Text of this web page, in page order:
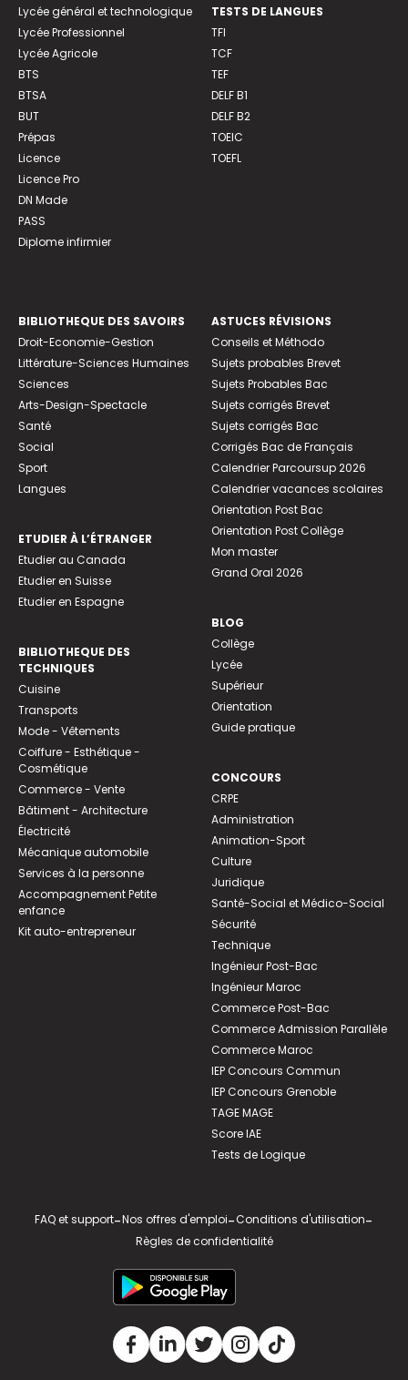
Lycée général et technologique
Lycée Professionnel
Lycée Agricole
BTS
BTSA
BUT
Prépas
Licence
Licence Pro
DN Made
PASS
Diplome infirmier
TESTS DE LANGUES
TFI
TCF
TEF
DELF B1
DELF B2
TOEIC
TOEFL
BIBLIOTHEQUE DES SAVOIRS
Droit-Economie-Gestion
Littérature-Sciences Humaines
Sciences
Arts-Design-Spectacle
Santé
Social
Sport
Langues
ETUDIER À L’ÉTRANGER
Etudier au Canada
Etudier en Suisse
Etudier en Espagne
BIBLIOTHEQUE DES
TECHNIQUES
Cuisine
Transports
Mode - Vêtements
Coiffure - Esthétique -
Cosmétique
Commerce - Vente
Bâtiment - Architecture
Électricité
Mécanique automobile
Services à la personne
Accompagnement Petite
enfance
Kit auto-entrepreneur
ASTUCES RÉVISIONS
Conseils et Méthodo
Sujets probables Brevet
Sujets Probables Bac
Sujets corrigés Brevet
Sujets corrigés Bac
Corrigés Bac de Français
Calendrier Parcoursup 2026
Calendrier vacances scolaires
Orientation Post Bac
Orientation Post Collège
Mon master
Grand Oral 2026
BLOG
Collège
Lycée
Supérieur
Orientation
Guide pratique
CONCOURS
CRPE
Administration
Animation-Sport
Culture
Juridique
Santé-Social et Médico-Social
Sécurité
Technique
Ingénieur Post-Bac
Ingénieur Maroc
Commerce Post-Bac
Commerce Admission Parallèle
Commerce Maroc
IEP Concours Commun
IEP Concours Grenoble
TAGE MAGE
Score IAE
Tests de Logique
FAQ et support-Nos offres d'emploi-Conditions d'utilisation-
Règles de confidentialité